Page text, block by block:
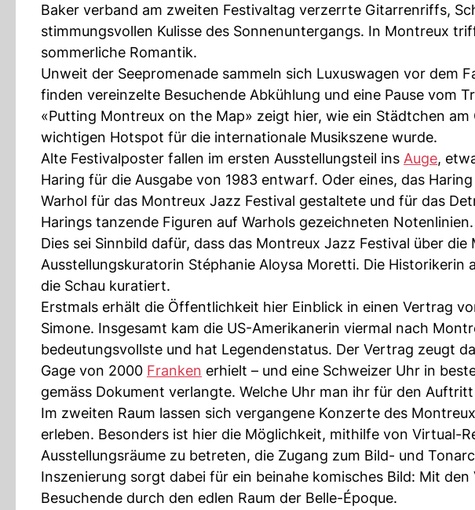
Baker verband am zweiten Festivaltag verzerrte Gitarrenriffs,
stimmungsvollen Kulisse des Sonnenuntergangs. In Montreux
sommerliche Romantik.
Unweit der Seepromenade sammeln sich Luxuswagen vor dem
finden vereinzelte Besuchende Abkühlung und eine Pause vom
«Putting Montreux on the Map» zeigt hier, wie ein Städtchen
wichtigen Hotspot für die internationale Musikszene wurde.
Alte Festivalposter fallen im ersten Ausstellungsteil ins Auge,
Haring für die Ausgabe von 1983 entwarf. Oder eines, das
Warhol für das Montreux Jazz Festival gestaltete und für das
Harings tanzende Figuren auf Warhols gezeichneten Notenlinien.
Dies sei Sinnbild dafür, dass das Montreux Jazz Festival über die
Ausstellungskuratorin Stéphanie Aloysa Moretti. Die Historikerin
die Schau kuratiert.
Erstmals erhält die Öffentlichkeit hier Einblick in einen Vertrag
Simone. Insgesamt kam die US-Amerikanerin viermal nach
bedeutungsvollste und hat Legendenstatus. Der Vertrag zeugt
Gage von 2000 Franken erhielt – und eine Schweizer Uhr in
gemäss Dokument verlangte. Welche Uhr man ihr für den
Im zweiten Raum lassen sich vergangene Konzerte des
erleben. Besonders ist hier die Möglichkeit, mithilfe von Virtual-
Ausstellungsräume zu betreten, die Zugang zum Bild- und
Inszenierung sorgt dabei für ein beinahe komisches Bild: Mit
Besuchende durch den edlen Raum der Belle-Époque.